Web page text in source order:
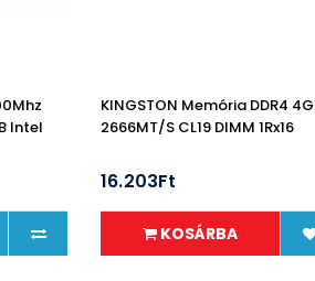
Intel
KINGSTON Memória DDR4
2666MT/s CL19 DIMM 1Rx16
16.203Ft
KOSÁRBA